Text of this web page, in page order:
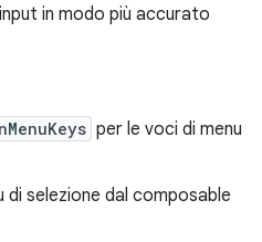
in modo più accurato
per le voci di menu
di selezione dal composable